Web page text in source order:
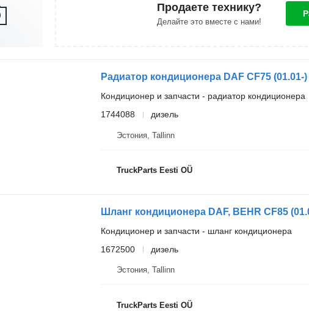
Продаете технику?
Делайте это вместе с нами!
Кондиционер и запчасти - радиатор кондиционера
1744088
дизель
Эстония, Tallinn
TruckParts Eesti OÜ
Кондиционер и запчасти - шланг кондиционера
1672500
дизель
Эстония, Tallinn
TruckParts Eesti OÜ